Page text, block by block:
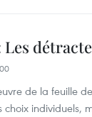
de la feuille
choix individuels,